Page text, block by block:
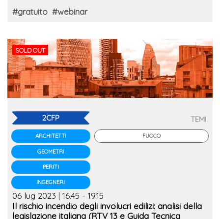
#gratuito #webinar
SOLD OUT
2CFP
ARCHITETTI
GEOMETRI
PERITI
INGEGNERI
TEMI
FUOCO
06 lug 2023 | 16.45 - 19.15
Il rischio incendio degli involucri edilizi: analisi della
legislazione italiana (RTV 13 e Guida Tecnica